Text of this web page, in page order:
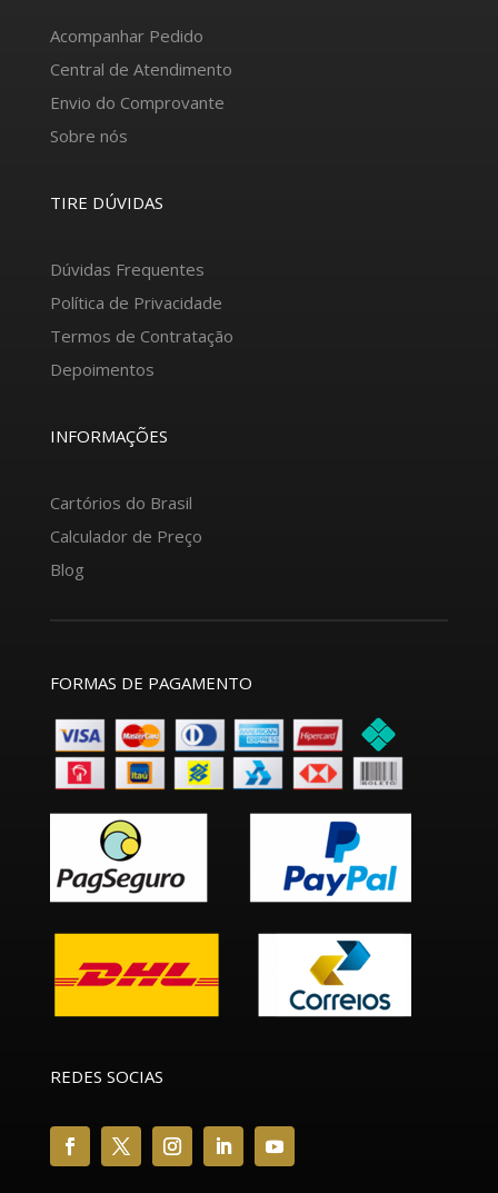
Acompanhar Pedido
Central de Atendimento
Envio do Comprovante
Sobre nós
TIRE DÚVIDAS
Dúvidas Frequentes
Política de Privacidade
Termos de Contratação
Depoimentos
INFORMAÇÕES
Cartórios do Brasil
Calculador de Preço
Blog
FORMAS DE PAGAMENTO
REDES SOCIAS